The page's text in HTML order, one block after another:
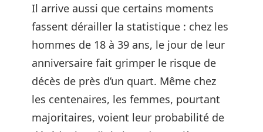
Il arrive aussi que certains moments
fassent dérailler la statistique : chez les
hommes de 18 à 39 ans, le jour de leur
anniversaire fait grimper le risque de
décès de près d’un quart. Même chez
les centenaires, les femmes, pourtant
majoritaires, voient leur probabilité de